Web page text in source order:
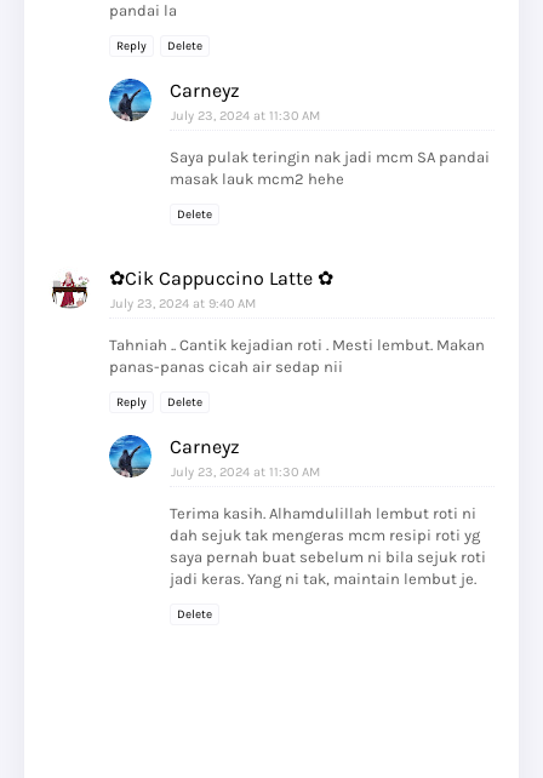
pandai la
Reply Delete
Carneyz
July 23, 2024 at 11:30 AM
Saya pulak teringin nak jadi mcm SA pandai
masak lauk mcm2 hehe
Delete
✿Cik Cappuccino Latte ✿
July 23, 2024 at 9:40 AM
Tahniah .. Cantik kejadian roti . Mesti lembut. Makan
panas-panas cicah air sedap nii
Reply Delete
Carneyz
July 23, 2024 at 11:30 AM
Terima kasih. Alhamdulillah lembut roti ni
dah sejuk tak mengeras mcm resipi roti yg
saya pernah buat sebelum ni bila sejuk roti
jadi keras. Yang ni tak, maintain lembut je.
Delete